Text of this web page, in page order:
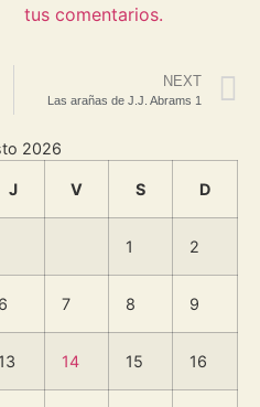
tus comentarios.
NEXT
Las arañas de J.J. Abrams 1
2026
J V S D
1 2
6 7 8 9
13 14 15 16